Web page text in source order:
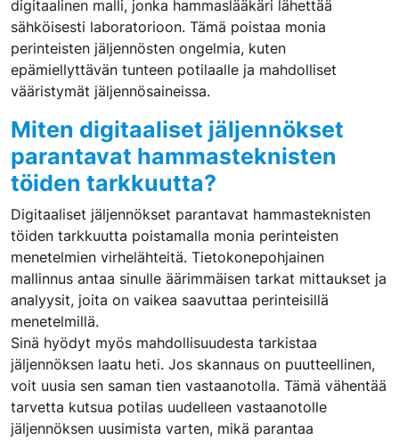
digitaalinen malli, jonka hammaslääkäri lähettää
sähköisesti laboratorioon. Tämä poistaa monia
perinteisten jäljennösten ongelmia, kuten
epämiellyttävän tunteen potilaalle ja mahdolliset
vääristymät jäljennösaineissa.
Miten digitaaliset jäljennökset
parantavat hammasteknisten
töiden tarkkuutta?
Digitaaliset jäljennökset parantavat hammasteknisten
töiden tarkkuutta poistamalla monia perinteisten
menetelmien virhelähteitä. Tietokonepohjainen
mallinnus antaa sinulle äärimmäisen tarkat mittaukset ja
analyysit, joita on vaikea saavuttaa perinteisillä
menetelmillä.
Sinä hyödyt myös mahdollisuudesta tarkistaa
jäljennöksen laatu heti. Jos skannaus on puutteellinen,
voit uusia sen saman tien vastaanotolla. Tämä vähentää
tarvetta kutsua potilas uudelleen vastaanotolle
jäljennöksen uusimista varten, mikä parantaa